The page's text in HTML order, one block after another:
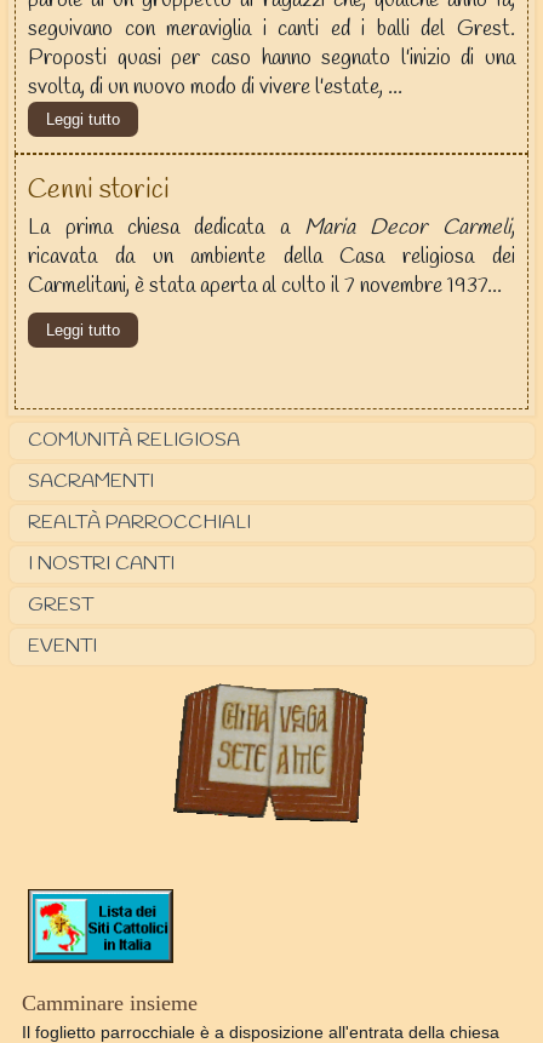
seguivano con meraviglia i canti ed i balli del Grest.
Proposti quasi per caso hanno segnato l'inizio di una
svolta, di un nuovo modo di vivere l'estate, ...
Leggi tutto
Cenni storici
La prima chiesa dedicata a Maria Decor Carmeli,
ricavata da un ambiente della Casa religiosa dei
Carmelitani, è stata aperta al culto il 7 novembre 1937...
Leggi tutto
COMUNITÀ RELIGIOSA
SACRAMENTI
REALTÀ PARROCCHIALI
I NOSTRI CANTI
GREST
EVENTI
Camminare insieme
Il foglietto parrocchiale è a disposizione all'entrata della chiesa